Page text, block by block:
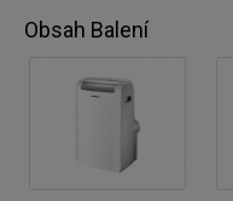
Obsah Balení